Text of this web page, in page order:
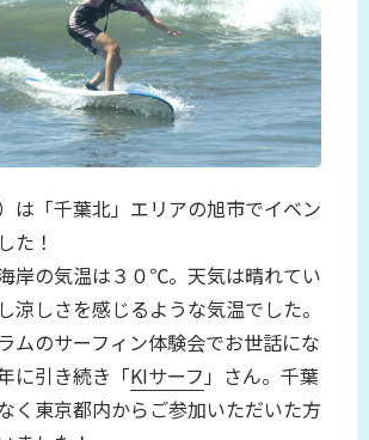
は「千葉北」エリアの旭市でイベン
た！
岸の気温は３０℃。天気は晴れてい
涼しさを感じるような気温でした。
ムのサーフィン体験会でお世話にな
に引き続き「KIサーフ 」さん。千葉
く東京都内からご参加いただいた方